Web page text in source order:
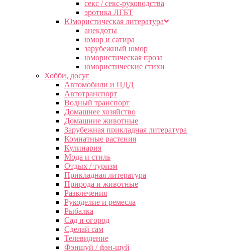
секс / секс-руководства
эротика ЛГБТ
Юмористическая литература
анекдоты
юмор и сатира
зарубежный юмор
юмористическая проза
юмористические стихи
Хобби, досуг
Автомобили и ПДД
Автотранспорт
Водный транспорт
Домашнее хозяйство
Домашние животные
Зарубежная прикладная литература
Комнатные растения
Кулинария
Мода и стиль
Отдых / туризм
Прикладная литература
Природа и животные
Развлечения
Рукоделие и ремесла
Рыбалка
Сад и огород
Сделай сам
Телевидение
Фэншуй / фэн-шуй